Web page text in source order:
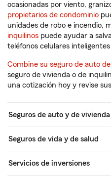
ocasionadas por viento,
propietarios de condominio
unidades de robo e incendio,
inquilinos puede ayudar a
teléfonos celulares
Combine su seguro de auto
seguro de vivienda o de
una cotización hoy y revise
Seguros de auto y de vivienda
Seguros de vida y de salud
Servicios de inversiones